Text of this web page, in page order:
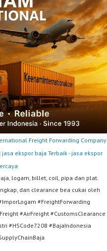
Freight Forwarding Company
jasa ekspor baja Terbaik - jasa ekspor
logam, billet, coil, pipa dan plat.
dan clearance bea cukai oleh
#FreightForwarding
#AirFreight #CustomsClearance
#HSCode7208 #BajaIndonesia